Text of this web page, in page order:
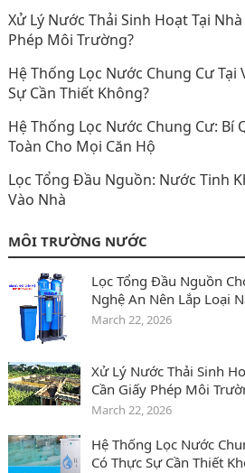
Xử Lý Nước Thải Sinh Hoạt Tại
Phép Môi Trường?
Hệ Thống Lọc Nước Chung Cư Tại
Sự Cần Thiết Không?
Hệ Thống Lọc Nước Chung Cư: Bí
Toàn Cho Mọi Căn Hộ
Lọc Tổng Đầu Nguồn: Nước Tinh
Vào Nhà
MÔI TRƯỜNG NƯỚC
Lọc Tổng Đầu Nguồn
Nghệ An Nên Lắp Loại
March 22, 2026
Xử Lý Nước Thải Sinh
Cần Giấy Phép Môi
March 22, 2026
Hệ Thống Lọc Nước
Có Thực Sự Cần Thiết